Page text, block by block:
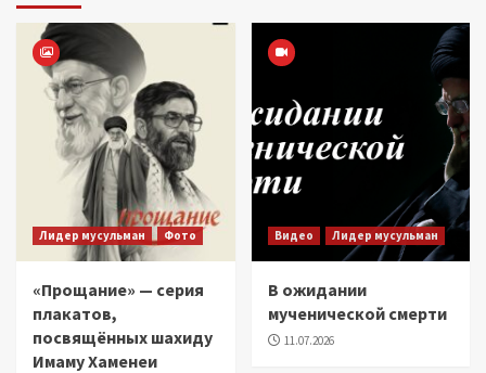
Лидер мусульман Фото
«Прощание» — серия
плакатов,
посвящённых шахиду
Имаму Хаменеи
Видео Лидер мусульман
В ожидании
мученической смерти
11.07.2026